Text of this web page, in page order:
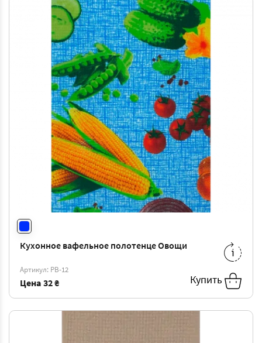
Кухонное вафельное полотенце Овощи
Артикул: РВ-12
Цена 32 ₴ Купить
35*70 40 ₴